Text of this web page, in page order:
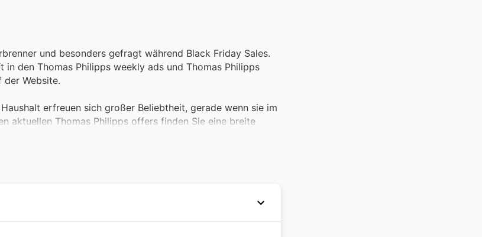
und besonders gefragt während Black Friday Sales.
den Thomas Philipps weekly ads und Thomas Philipps
Website.
erfreuen sich großer Beliebtheit, gerade wenn sie im
aktuellen Thomas Philipps offers finden Sie eine breite
Must-haves, besonders wenn sie im Zuge der Thomas
die in den Thomas Philipps weekly ads beworben